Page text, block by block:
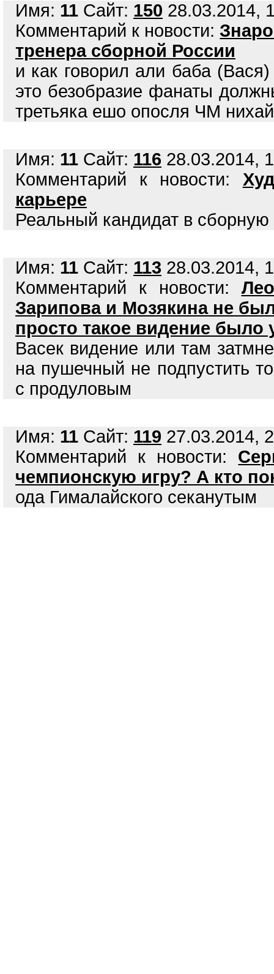
Имя: 11 Сайт: 150 28.03.2014,
Комментарий к новости:
тренера сборной России
и как говорил али баба
это безобразие фанаты
третьяка ешо опосля ЧМ нихай
Имя: 11 Сайт: 116 28.03.2014,
Комментарий к новости:
карьере
Реальный кандидат в
Имя: 11 Сайт: 113 28.03.2014,
Комментарий к новости:
Зарипова и Мозякина не
просто такое видение было
Васек видение или там
на пушечный не подпустить
с продуловым
Имя: 11 Сайт: 119 27.03.2014,
Комментарий к новости:
чемпионскую игру? А кто
ода Гималайского секанутым